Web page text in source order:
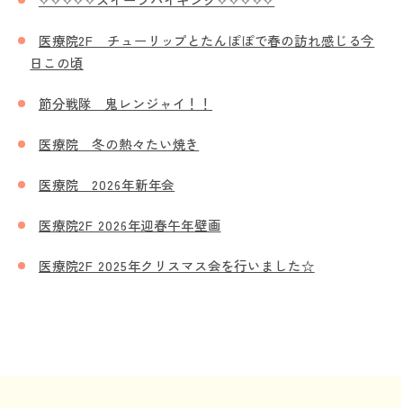
医療院2F チューリップとたんぽぽで春の訪れ感じる今
日この頃
節分戦隊 鬼レンジャイ！！
医療院 冬の熱々たい焼き
医療院 2026年新年会
医療院2F 2026年迎春午年壁画
医療院2F 2025年クリスマス会を行いました☆